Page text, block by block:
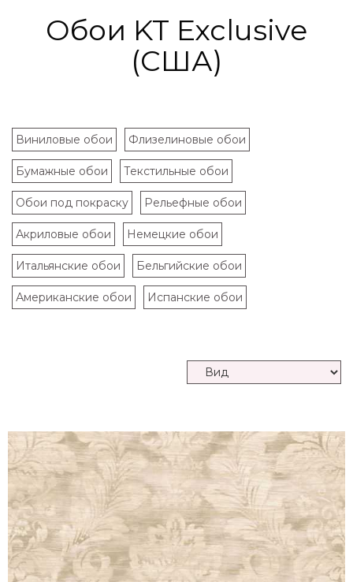
Обои KT Exclusive
(США)
Виниловые обои Флизелиновые обои
Бумажные обои Текстильные обои
Обои под покраску Рельефные обои
Акриловые обои Немецкие обои
Итальянские обои Бельгийские обои
Американские обои Испанские обои